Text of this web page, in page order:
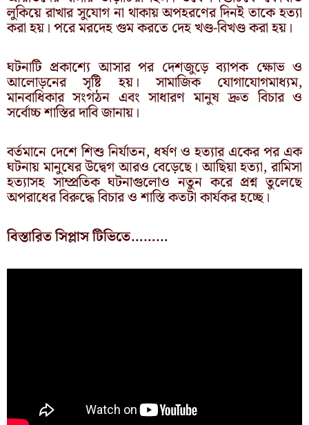
লুকিয়ে রাখার সুযোগ না থাকায় অপহরণের দিনই তাকে হত্যা
করা হয়। পরে মরদেহ গুম করতে দেহ খণ্ড-বিখণ্ড করা হয়।
ঘটনাটি প্রকাশ্যে আসার পর দেশজুড়ে ব্যাপক ক্ষোভ ও
আলোড়নের সৃষ্টি হয়। সামাজিক যোগাযোগমাধ্যম,
মানবাধিকার সংগঠন এবং সাধারণ মানুষ দ্রুত বিচার ও
সর্বোচ্চ শাস্তির দাবি জানায়।
বর্তমানে দেশে শিশু নির্যাতন, ধর্ষণ ও হত্যার একের পর এক
ঘটনায় মানুষের উদ্বেগ আরও বেড়েছে। আছিয়া হত্যা, রামিসা
হত্যাসহ সাম্প্রতিক ঘটনাগুলোও নতুন করে প্রশ্ন তুলেছে
অপরাধের বিরুদ্ধে বিচার ও শাস্তি কতটা কার্যকর হচ্ছে।
বিস্তারিত সিপ্লাস টিভিতে………